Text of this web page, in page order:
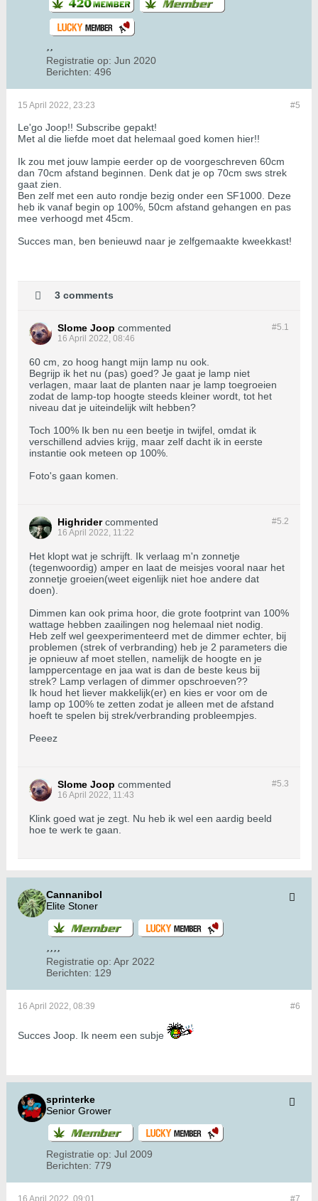
Registratie op: Jun 2020
Berichten: 496
#5
15 April 2022, 23:23
Le'go Joop!! Subscribe gepakt!
Met al die liefde moet dat helemaal goed komen hier!!
Ik zou met jouw lampie eerder op de voorgeschreven 60cm
dan 70cm afstand beginnen. Denk dat je op 70cm sws strek
gaat zien.
Ben zelf met een auto rondje bezig onder een SF1000. Deze
heb ik vanaf begin op 100%, 50cm afstand gehangen en pas
mee verhoogd met 45cm.
Succes man, ben benieuwd naar je zelfgemaakte kweekkast!
3 comments
#5.1
Slome Joop commented
16 April 2022, 08:46
60 cm, zo hoog hangt mijn lamp nu ook.
Begrijp ik het nu (pas) goed? Je gaat je lamp niet
verlagen, maar laat de planten naar je lamp toegroeien
zodat de lamp-top hoogte steeds kleiner wordt, tot het
niveau dat je uiteindelijk wilt hebben?
Toch 100% Ik ben nu een beetje in twijfel, omdat ik
verschillend advies krijg, maar zelf dacht ik in eerste
instantie ook meteen op 100%.
Foto's gaan komen.
#5.2
Highrider commented
16 April 2022, 11:22
Het klopt wat je schrijft. Ik verlaag m'n zonnetje
(tegenwoordig) amper en laat de meisjes vooral naar het
zonnetje groeien(weet eigenlijk niet hoe andere dat
doen).
Dimmen kan ook prima hoor, die grote footprint van 100%
wattage hebben zaailingen nog helemaal niet nodig.
Heb zelf wel geexperimenteerd met de dimmer echter, bij
problemen (strek of verbranding) heb je 2 parameters die
je opnieuw af moet stellen, namelijk de hoogte en je
lamppercentage en jaa wat is dan de beste keus bij
strek? Lamp verlagen of dimmer opschroeven??
Ik houd het liever makkelijk(er) en kies er voor om de
lamp op 100% te zetten zodat je alleen met de afstand
hoeft te spelen bij strek/verbranding probleempjes.
Peeez
#5.3
Slome Joop commented
16 April 2022, 11:43
Klink goed wat je zegt. Nu heb ik wel een aardig beeld
hoe te werk te gaan.
Cannanibol
Elite Stoner
Registratie op: Apr 2022
Berichten: 129
#6
16 April 2022, 08:39
Succes Joop. Ik neem een subje
sprinterke
Senior Grower
Registratie op: Jul 2009
Berichten: 779
#7
16 April 2022, 09:01